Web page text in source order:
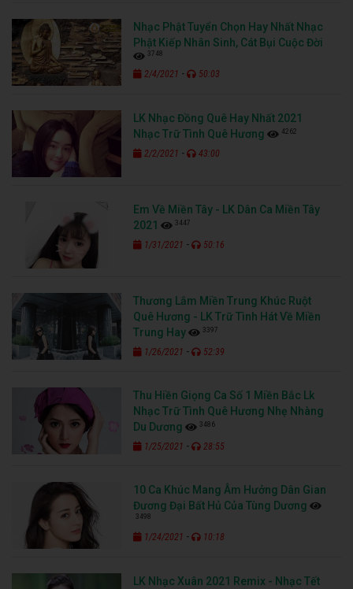
Nhạc Phật Tuyển Chọn Hay Nhất Nhạc
Phật Kiếp Nhân Sinh, Cát Bụi Cuộc Đời
3748
2/4/2021 - 50:03
LK Nhạc Đồng Quê Hay Nhất 2021
Nhạc Trữ Tình Quê Hương
4262
2/2/2021 - 43:00
Em Về Miền Tây - LK Dân Ca Miền Tây
2021
3447
1/31/2021 - 50:16
Thương Lắm Miền Trung Khúc Ruột
Quê Hương - LK Trữ Tình Hát Về Miền
Trung Hay
3397
1/26/2021 - 52:39
Thu Hiền Giọng Ca Số 1 Miền Bắc Lk
Nhạc Trữ Tình Quê Hương Nhẹ Nhàng
Du Dương
3486
1/25/2021 - 28:55
10 Ca Khúc Mang Âm Hưởng Dân Gian
Đương Đại Bất Hủ Của Tùng Dương
3498
1/24/2021 - 10:18
LK Nhạc Xuân 2021 Remix - Nhạc Tết